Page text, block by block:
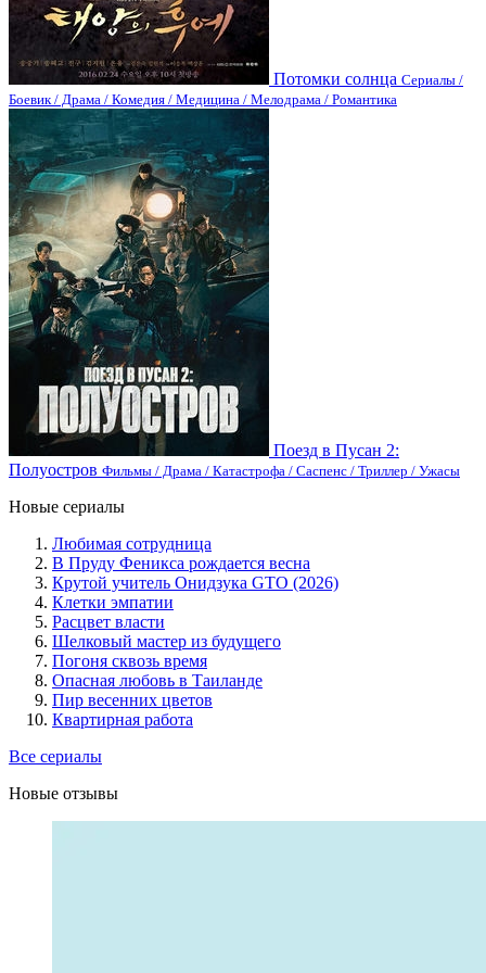
Потомки солнца Сериалы /
Боевик / Драма / Комедия / Медицина / Мелодрама / Романтика
Поезд в Пусан 2:
Полуостров Фильмы / Драма / Катастрофа / Саспенс / Триллер / Ужасы
Новые сериалы
Любимая сотрудница
В Пруду Феникса рождается весна
Крутой учитель Онидзука GTO (2026)
Клетки эмпатии
Расцвет власти
Шелковый мастер из будущего
Погоня сквозь время
Опасная любовь в Таиланде
Пир весенних цветов
Квартирная работа
Все сериалы
Новые отзывы